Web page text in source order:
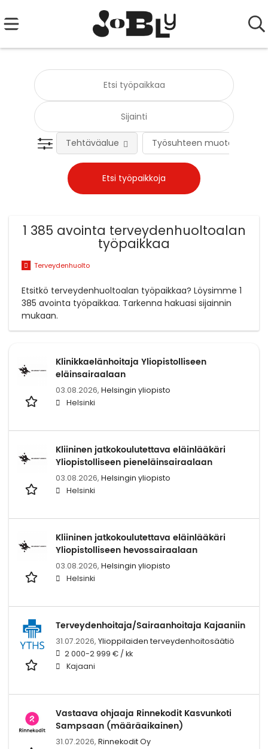
Työsuhteen muoto
Tehtäväalue
1 385 avointa terveydenhuoltoalan
työpaikkaa
Terveydenhuolto
Etsitkö terveydenhuoltoalan työpaikkaa? Löysimme 1
385 avointa työpaikkaa. Tarkenna hakuasi sijainnin
mukaan.
Klinikkaelänhoitaja Yliopistolliseen
eläinsairaalaan
03.08.2026, Helsingin yliopisto
Helsinki
Kliininen jatkokoulutettava eläinlääkäri
Yliopistolliseen pieneläinsairaalaan
03.08.2026, Helsingin yliopisto
Helsinki
Kliininen jatkokoulutettava eläinlääkäri
Yliopistolliseen hevossairaalaan
03.08.2026, Helsingin yliopisto
Helsinki
Terveydenhoitaja/Sairaanhoitaja Kajaaniin
31.07.2026, Ylioppilaiden terveydenhoitosäätiö
2 000-2 999 € / kk
Kajaani
Vastaava ohjaaja Rinnekodit Kasvunkoti
Sampsaan (määräaikainen)
31.07.2026, Rinnekodit Oy